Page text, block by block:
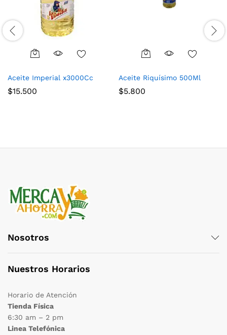
Aceite Imperial x3000Cc
$15.500
Aceite Riquísimo 500Ml
$5.800
Nosotros
Nuestros Horarios
Horario de Atención
Tienda Física
6:30 am – 2 pm
Linea Telefónica